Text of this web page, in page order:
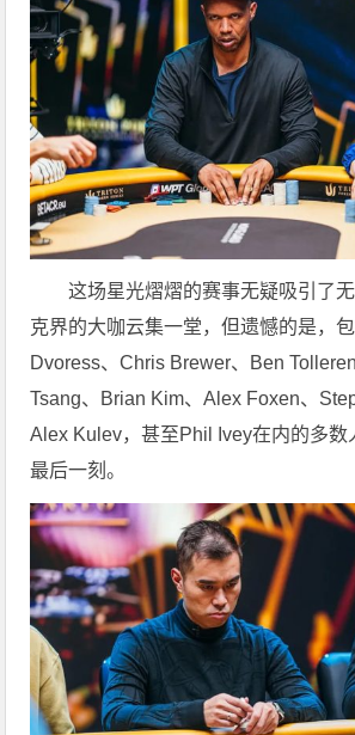
这场星光熠熠的赛事无疑吸引了
克界的大咖云集一堂，但遗憾的是，
Dvoress、Chris Brewer、Ben
Tsang、Brian Kim、Alex Foxen、
Alex Kulev，甚至Phil Ivey在内的多数
最后一刻。